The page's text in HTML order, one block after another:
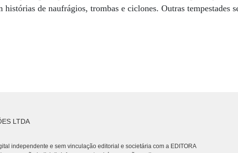
histórias de naufrágios, trombas e ciclones. Outras tempestades
LTDA
independente e sem vinculação editorial e societária com a EDITORA